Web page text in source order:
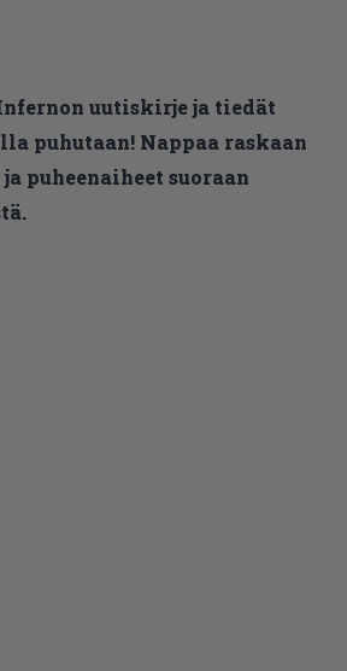
uutiskirje ja tiedät
puhutaan! Nappaa raskaan
puheenaiheet suoraan